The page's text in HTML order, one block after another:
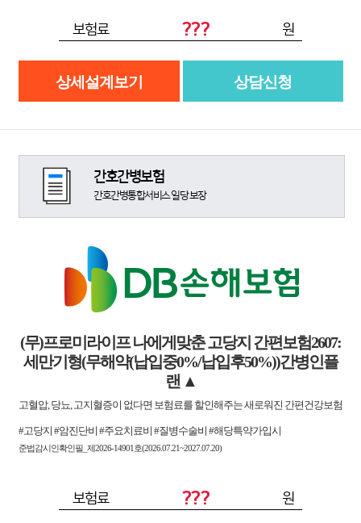
보험료 ??? 원
상세설계보기 상담신청
간호간병보험
간호간병통합서비스 일당 보장
(무)프로미라이프 나에게맞춘 고당지 간편보험2607:
세만기형(무해약(납입중0%/납입후50%))간병인플
랜 ▲
고혈압, 당뇨, 고지혈증이 없다면 보험료를 할인해주는 새로워진 간편건강보험
#고당지 #암진단비 #주요치료비 #질병수술비 #해당특약가입시
준법감시인확인필_제2026-14901호(2026.07.21~2027.07.20)
보험료 ??? 원